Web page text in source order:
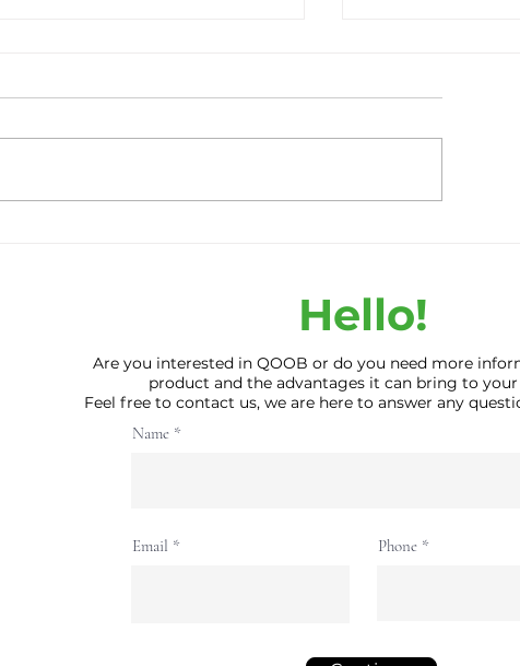
Hello!
Are you interested in QOOB or do you need more
product and the advantages it can bring to
Feel free to contact us, we are here to answer any
Name
Email Phone